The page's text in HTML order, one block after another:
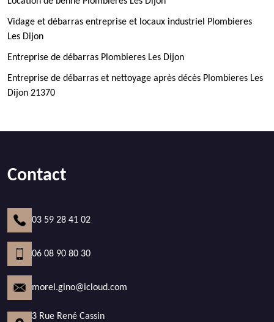
Vidage et débarras entreprise et locaux industriel Plombieres
Les Dijon
Entreprise de débarras Plombieres Les Dijon
Entreprise de débarras et nettoyage après décès Plombieres Les
Dijon 21370
Contact
03 59 28 41 02
06 08 90 80 30
morel.gino@icloud.com
3 Rue René Cassin